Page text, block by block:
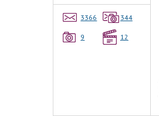
3366 344
9 12